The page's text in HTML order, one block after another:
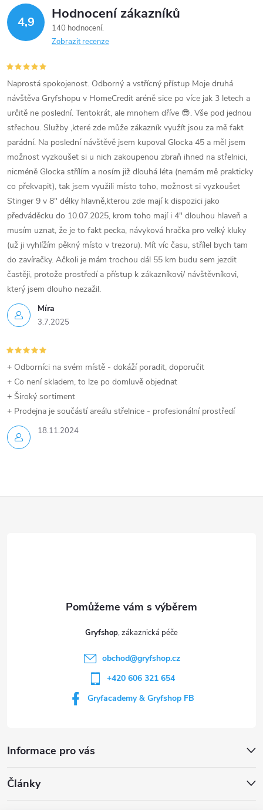
c
í
p
r
v
k
y
v
ý
p
i
s
u
4,9 Hodnocení zákazníků
140 hodnocení
Zobrazit recenze
Míra
3.7.2025
Naprostá spokojenost. Odborný a vstřícný přístup Moje druhá
návštěva Gryfshopu v HomeCredit aréně sice po více jak 3 letech a
určitě ne poslední. Tentokrát, ale mnohem dříve 😎. Vše pod jednou
střechou. Služby ,které zde může zákazník využít jsou za mě fakt
parádní. Na poslední návštěvě jsem kupoval Glocka 45 a měl jsem
možnost vyzkoušet si u nich zakoupenou zbraň ihned na střelnici,
nicméně Glocka střílím a nosím již dlouhá léta (nemám mě prakticky
co překvapit), tak jsem využili místo toho, možnost si vyzkoušet
Stinger 9 v 8" délky hlavně,kterou zde mají k dispozici jako
předváděcku do 10.07.2025, krom toho mají i 4" dlouhou hlaveň a
musím uznat, že je to fakt pecka, návyková hračka pro velký kluky
(už ji vyhlížím pěkný místo v trezoru). Mít víc času, střílel bych tam
do zavíračky. Ačkoli je mám trochou dál 55 km budu sem jezdit
častěji, protože prostředí a přístup k zákazníkovi/ návštěvníkovi,
který jsem dlouho nezažil.
18.11.2024
+ Odborníci na svém místě - dokáží poradit, doporučit
+ Co není skladem, to lze po domluvě objednat
+ Široký sortiment
+ Prodejna je součástí areálu střelnice - profesionální prostředí
Informace pro vás
Gryfshop
obchod@gryfshop.cz
+420 606 321 654
Gryfacademy & Gryfshop FB
Články